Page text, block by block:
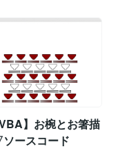
* 1.5 '横-間隔 Co
= 15
HOOKROWS = 5
' Const HOOKL
'線の太さ '-------
Ip As Integer, Jp As Inte
Integer,
】お椀とお箸描
ースコード